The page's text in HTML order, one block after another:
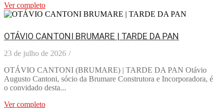
Ver completo
OTÁVIO CANTONI BRUMARE | TARDE DA PAN
23 de julho de 2026 /
OTÁVIO CANTONI (BRUMARE) | TARDE DA PAN Otávio
Augusto Cantoni, sócio da Brumare Construtora e Incorporadora, é
o convidado desta...
Ver completo